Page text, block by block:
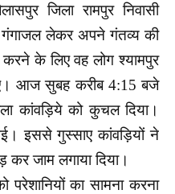
जिला रामपुर निवासी
गंगाजल लेकर अपने गंतव्य की
के लिए वह लोग श्यामपुर
आज सुबह करीब 4:15 बजे
कांवड़िये को कुचल दिया।
इससे गुस्साए कांवड़ि‍यों ने
कर जाम लगाया दिया।
परेशानियों का सामना करना